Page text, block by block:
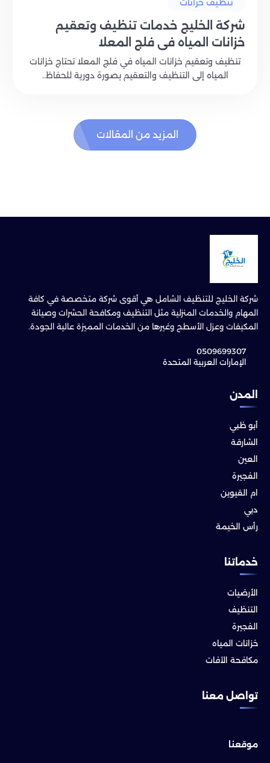
شركة الخليج خدمات تنظيف وتعقيم
خزانات المياه في فلج المعلا
تنظيف وتعقيم خزانات المياه في فلج المعلا تحتاج خزانات
المياه إلى التنظيف والتعقيم بصورة دورية للحفاظ..
المزيد من المقالات
شركة الخليج للتنظيف الشامل هي أقوى شركة متخصصة في كافة
المهام والخدمات المنزلية مثل التنظيف ومكافحة الحشرات وصيانة
المكيفات وعزل الأسطح وغيرها من الخدمات المميزة عالية الجودة.
0509699307
الإمارات العربية المتحدة
المدن
أبو ظبي
الشارقة
العين
الفجيرة
ام القيوين
دبي
رأس الخيمة
خدماتنا
الأرضيات
التنظيف
الفجيرة
خزانات المياه
مكافحة الآفات
تواصل معنا
موقعنا